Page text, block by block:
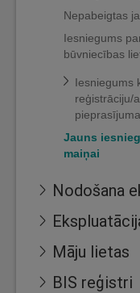
Nepabeigtas
Iesniegums
būvniecības
Iesniegums
reģistrāciju/
Jauns
maiņai
Nodošana
Māju lietas
BIS reģistri